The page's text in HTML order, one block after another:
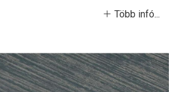
Több infó...